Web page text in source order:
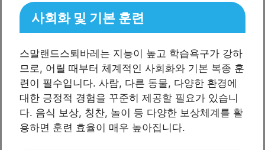
사회화 및 기본 훈련
스말랜드스퇴바레는 지능이 높고 학습욕구가 강하
므로, 어릴 때부터 체계적인 사회화와 기본 복종 훈
련이 필수입니다. 사람, 다른 동물, 다양한 환경에
대한 긍정적 경험을 꾸준히 제공할 필요가 있습니
다. 음식 보상, 칭찬, 놀이 등 다양한 보상체계를 활
용하면 훈련 효율이 매우 높아집니다.